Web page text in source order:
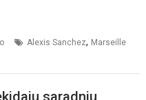
Alexis Sanchez, Marseille
saradnju,